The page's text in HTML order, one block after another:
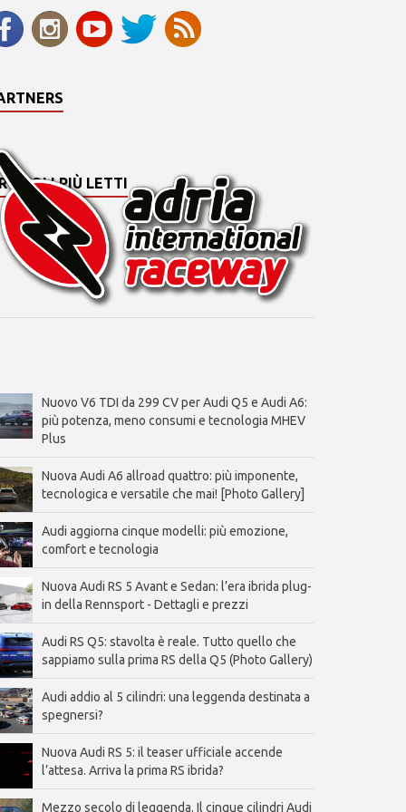
PIÙ LETTI
Nuovo V6 TDI da 299 CV per Audi Q5 e Audi A6:
più potenza, meno consumi e tecnologia MHEV
Plus
Nuova Audi A6 allroad quattro: più imponente,
tecnologica e versatile che mai! [Photo Gallery]
Audi aggiorna cinque modelli: più emozione,
comfort e tecnologia
Nuova Audi RS 5 Avant e Sedan: l’era ibrida plug-
in della Rennsport - Dettagli e prezzi
Audi RS Q5: stavolta è reale. Tutto quello che
sappiamo sulla prima RS della Q5 (Photo Gallery)
Audi addio al 5 cilindri: una leggenda destinata a
spegnersi?
Nuova Audi RS 5: il teaser ufficiale accende
l’attesa. Arriva la prima RS ibrida?
Mezzo secolo di leggenda. Il cinque cilindri Audi